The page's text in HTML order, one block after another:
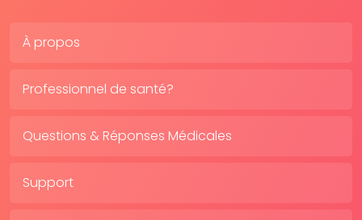
À propos
Professionnel de santé?
Questions & Réponses Médicales
Support